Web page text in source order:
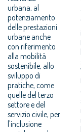
urbana, al
potenziamento
delle prestazioni
urbane anche
con riferimento
alla mobilità
sostenibile, allo
sviluppo di
pratiche, come
quelle del terzo
settore e del
servizio civile, per
l'inclusione